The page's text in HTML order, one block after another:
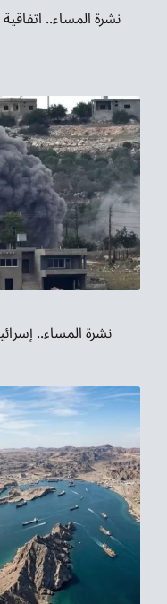
نشرة المساء..
نشرة المساء..